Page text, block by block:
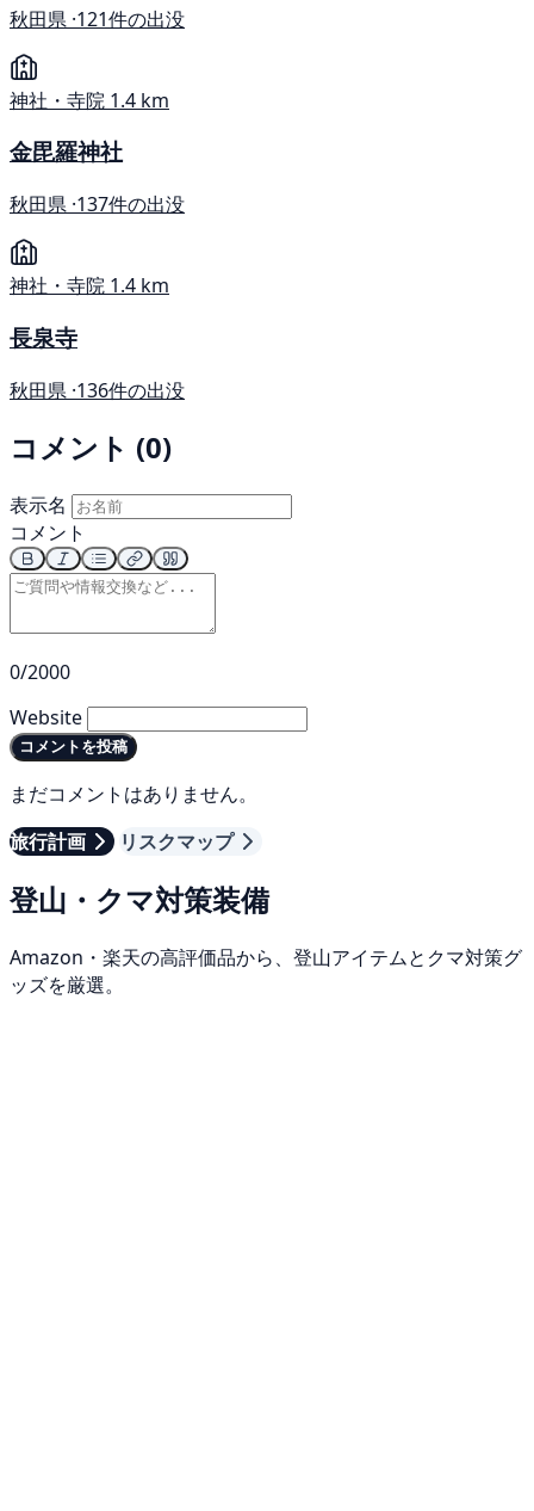
秋田県 ·121件の出没
神社・寺院 1.4 km
金毘羅神社
秋田県 ·137件の出没
神社・寺院 1.4 km
長泉寺
秋田県 ·136件の出没
コメント (0)
表示名
コメント
0/2000
Website
コメントを投稿
まだコメントはありません。
旅行計画
リスクマップ
登山・クマ対策装備
Amazon・楽天の高評価品から、登山アイテムとクマ対策グ
ッズを厳選。